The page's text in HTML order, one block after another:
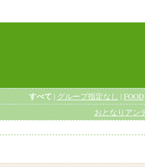
すべて | グループ指定なし | FOOD
おとなりアン